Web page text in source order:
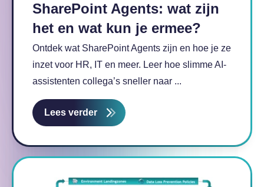
SharePoint Agents: wat zijn
het en wat kun je ermee?
Ontdek wat SharePoint Agents zijn en hoe je ze
inzet voor HR, IT en meer. Leer hoe slimme AI-
assistenten collega’s sneller naar ...
Lees verder